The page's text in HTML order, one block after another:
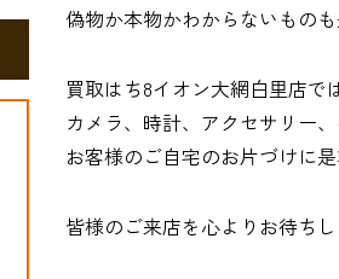
偽物か本物かわからないもの
買取はち8イオン大網白里店で
カメラ、時計、アクセサリー
お客様のご自宅のお片づけに是
皆様のご来店を心よりお待ち